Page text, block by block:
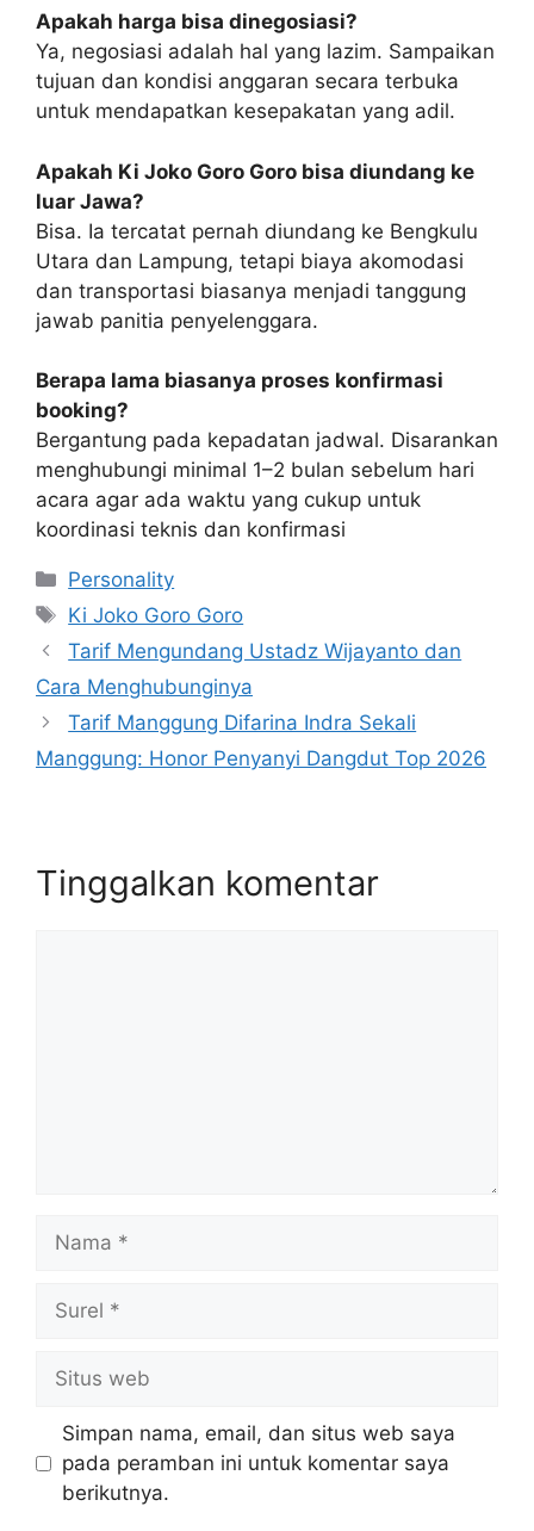
Apakah harga bisa dinegosiasi?
Ya, negosiasi adalah hal yang lazim. Sampaikan
tujuan dan kondisi anggaran secara terbuka
untuk mendapatkan kesepakatan yang adil.
Apakah Ki Joko Goro Goro bisa diundang ke
luar Jawa?
Bisa. Ia tercatat pernah diundang ke Bengkulu
Utara dan Lampung, tetapi biaya akomodasi
dan transportasi biasanya menjadi tanggung
jawab panitia penyelenggara.
Berapa lama biasanya proses konfirmasi
booking?
Bergantung pada kepadatan jadwal. Disarankan
menghubungi minimal 1–2 bulan sebelum hari
acara agar ada waktu yang cukup untuk
koordinasi teknis dan konfirmasi
Kategori
Personality
Tag
Ki Joko Goro Goro
Tarif Mengundang Ustadz Wijayanto dan
Cara Menghubunginya
Tarif Manggung Difarina Indra Sekali
Manggung: Honor Penyanyi Dangdut Top 2026
Tinggalkan komentar
web
Simpan nama, email, dan situs web saya
pada peramban ini untuk komentar saya
berikutnya.